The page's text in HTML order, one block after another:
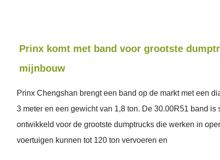
Prinx komt met band voor grootste
mijnbouw
Prinx Chengshan brengt een band op de markt met een
3 meter en een gewicht van 1,8 ton. De 30.00R51 band is
ontwikkeld voor de grootste dumptrucks die werken in
voertuigen kunnen tot 120 ton vervoeren en